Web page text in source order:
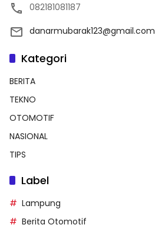
082181081187
danarmubarak123@gmail.com
Kategori
BERITA
TEKNO
OTOMOTIF
NASIONAL
TIPS
Label
Lampung
Berita Otomotif